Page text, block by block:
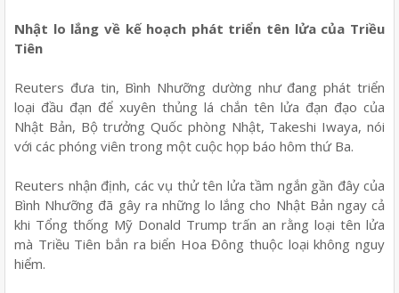
Nhật lo lắng về kế hoạch phát triển tên lửa của Triều
Tiên
Reuters đưa tin, Bình Nhưỡng dường như đang phát triển
loại đầu đạn để xuyên thủng lá chắn tên lửa đạn đạo của
Nhật Bản, Bộ trưởng Quốc phòng Nhật, Takeshi Iwaya, nói
với các phóng viên trong một cuộc họp báo hôm thứ Ba.
Reuters nhận định, các vụ thử tên lửa tầm ngắn gần đây của
Bình Nhưỡng đã gây ra những lo lắng cho Nhật Bản ngay cả
khi Tổng thống Mỹ Donald Trump trấn an rằng loại tên lửa
mà Triều Tiên bắn ra biển Hoa Đông thuộc loại không nguy
hiểm.